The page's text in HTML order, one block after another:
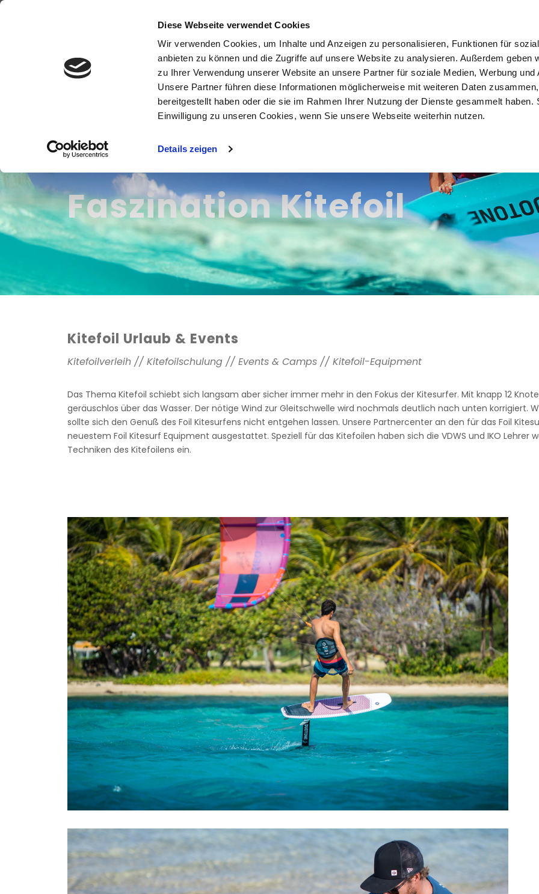
Diese Webseite verwendet Cookies
Wir verwenden Cookies, um Inhalte und Anzeigen zu personalisieren, Funktionen für
anbieten zu können und die Zugriffe auf unsere Website zu analysieren. Außerdem geben
zu Ihrer Verwendung unserer Website an unsere Partner für soziale Medien, Werbung und
Unsere Partner führen diese Informationen möglicherweise mit weiteren Daten
bereitgestellt haben oder die sie im Rahmen Ihrer Nutzung der Dienste gesammelt haben.
Einwilligung zu unseren Cookies, wenn Sie unsere Webseite weiterhin nutzen.
Details zeigen
+49 (0)8821 618900 info@travelpeople24.com
Windsurfreisen Kitesurfreisen Wingfoilreisen Sportarten
Faszination Kitefoil
Kitefoil Urlaub & Events
Kitefoilverleih // Kitefoilschulung // Events & Camps // Kitefoil-Equipment
Das Thema Kitefoil schiebt sich langsam aber sicher immer mehr in den Fokus der Kitesurfer. Mit knapp 12
geräuschlos über das Wasser. Der nötige Wind zur Gleitschwelle wird nochmals deutlich nach unten korrigiert.
sollte sich den Genuß des Foil Kitesurfens nicht entgehen lassen. Unsere Partnercenter an den für das Foil
neuestem Foil Kitesurf Equipment ausgestattet. Speziell für das Kitefoilen haben sich die VDWS und IKO
Techniken des Kitefoilens ein.